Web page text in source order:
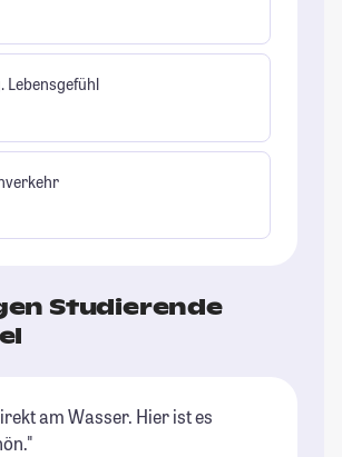
Lebensgefühl
Studierende
am Wasser. Hier ist es